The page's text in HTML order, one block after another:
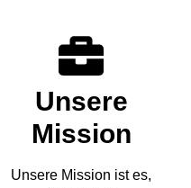
Unsere
Mission
Unsere Mission ist es,